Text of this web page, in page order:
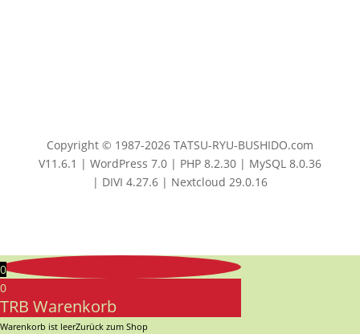
Copyright © 1987-2026 TATSU-RYU-BUSHIDO.com
V11.6.1 | WordPress 7.0 | PHP 8.2.30 | MySQL 8.0.36
| DIVI 4.27.6 | Nextcloud 29.0.16
0
0
TRB Warenkorb
Warenkorb ist leerZurück zum Shop